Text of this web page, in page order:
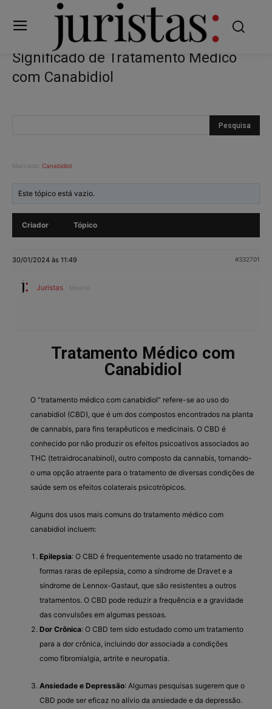
Significado de Tratamento Médico
com Canabidiol
Marcado: Canabidiol
Este tópico está vazio.
Criador Tópico
30/01/2024 às 11:49 #332701
Juristas Mestre
Tratamento Médico com
Canabidiol
O “tratamento médico com canabidiol” refere-se ao uso do
canabidiol (CBD), que é um dos compostos encontrados na planta
de cannabis, para fins terapêuticos e medicinais. O CBD é
conhecido por não produzir os efeitos psicoativos associados ao
THC (tetraidrocanabinol), outro composto da cannabis, tornando-
o uma opção atraente para o tratamento de diversas condições de
saúde sem os efeitos colaterais psicotrópicos.
Alguns dos usos mais comuns do tratamento médico com
canabidiol incluem:
Epilepsia: O CBD é frequentemente usado no tratamento de
formas raras de epilepsia, como a síndrome de Dravet e a
síndrome de Lennox-Gastaut, que são resistentes a outros
tratamentos. O CBD pode reduzir a frequência e a gravidade
das convulsões em algumas pessoas.
Dor Crônica: O CBD tem sido estudado como um tratamento
para a dor crônica, incluindo dor associada a condições
como fibromialgia, artrite e neuropatia.
Ansiedade e Depressão: Algumas pesquisas sugerem que o
CBD pode ser eficaz no alívio da ansiedade e da depressão.